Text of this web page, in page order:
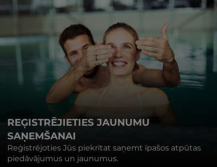
REĢISTRĒJIETIES JAUNUMU
SAŅEMŠANAI
Reģistrējoties Jūs piekrītat saņemt īpašos atpūtas
piedāvājumus un jaunumus.